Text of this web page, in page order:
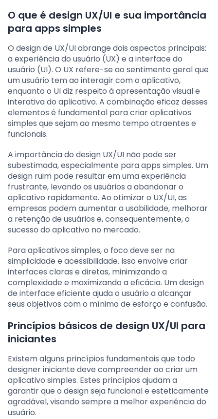
O que é design UX/UI e sua importância
para apps simples
O design de UX/UI abrange dois aspectos principais:
a experiência do usuário (UX) e a interface do
usuário (UI). O UX refere-se ao sentimento geral que
um usuário tem ao interagir com o aplicativo,
enquanto o UI diz respeito à apresentação visual e
interativa do aplicativo. A combinação eficaz desses
elementos é fundamental para criar aplicativos
simples que sejam ao mesmo tempo atraentes e
funcionais.
A importância do design UX/UI não pode ser
subestimada, especialmente para apps simples. Um
design ruim pode resultar em uma experiência
frustrante, levando os usuários a abandonar o
aplicativo rapidamente. Ao otimizar o UX/UI, as
empresas podem aumentar a usabilidade, melhorar
a retenção de usuários e, consequentemente, o
sucesso do aplicativo no mercado.
Para aplicativos simples, o foco deve ser na
simplicidade e acessibilidade. Isso envolve criar
interfaces claras e diretas, minimizando a
complexidade e maximizando a eficácia. Um design
de interface eficiente ajuda o usuário a alcançar
seus objetivos com o mínimo de esforço e confusão.
Princípios básicos de design UX/UI para
iniciantes
Existem alguns princípios fundamentais que todo
designer iniciante deve compreender ao criar um
aplicativo simples. Estes princípios ajudam a
garantir que o design seja funcional e esteticamente
agradável, visando sempre a melhor experiência do
usuário.